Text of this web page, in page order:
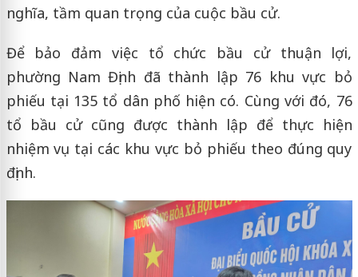
nghĩa, tầm quan trọng của cuộc bầu cử.
Để bảo đảm việc tổ chức bầu cử thuận lợi,
phường Nam Định đã thành lập 76 khu vực bỏ
phiếu tại 135 tổ dân phố hiện có. Cùng với đó, 76
tổ bầu cử cũng được thành lập để thực hiện
nhiệm vụ tại các khu vực bỏ phiếu theo đúng quy
định.